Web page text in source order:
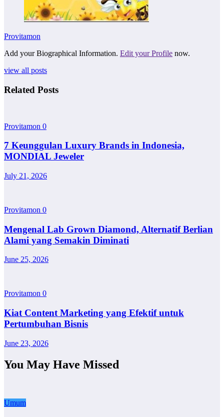
Provitamon
Add your Biographical Information. Edit your Profile now.
view all posts
Related Posts
Provitamon 0
7 Keunggulan Luxury Brands in Indonesia,
MONDIAL Jeweler
July 21, 2026
Provitamon 0
Mengenal Lab Grown Diamond, Alternatif Berlian
Alami yang Semakin Diminati
June 25, 2026
Provitamon 0
Kiat Content Marketing yang Efektif untuk
Pertumbuhan Bisnis
June 23, 2026
You May Have Missed
Umum